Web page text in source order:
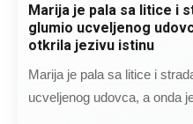
Marija je pala sa litice i
glumio ucveljenog
otkrila jezivu istinu
Marija je pala sa litice i
ucveljenog udovca, a onda